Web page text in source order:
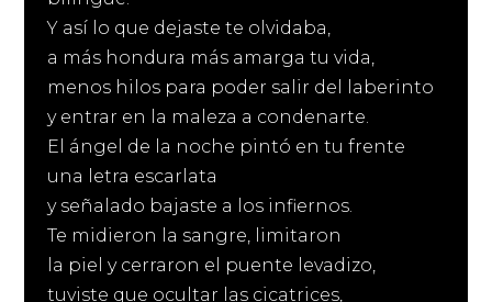
Y así lo que dejaste te olvidaba,
a más hondura más amarga tu vida,
menos hilos para poder salir del laberinto
y entrar en la maleza a condenarte.
El ángel de la noche pintó en tu frente
una letra escarlata
y señalado bajaste a los infiernos.
Te midieron la sangre, limitaron
la piel y cerraron el puente levadizo,
tuviste que ocultar las cicatrices,